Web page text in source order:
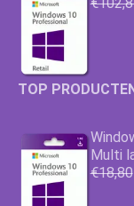
TOP
Multi
€18,80